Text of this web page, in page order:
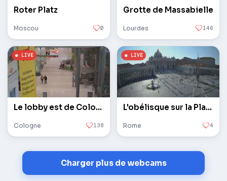
Roter Platz
Moscou 0
Grotte de Massabielle
Lourdes 146
Le lobby est de Cologne / Bonn
Cologne 138
L'obélisque sur la Place Saint-Pierre au Vatican
Rome 4
Charger plus de webcams